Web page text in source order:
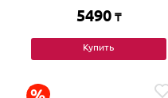
5490 ₸
Купить